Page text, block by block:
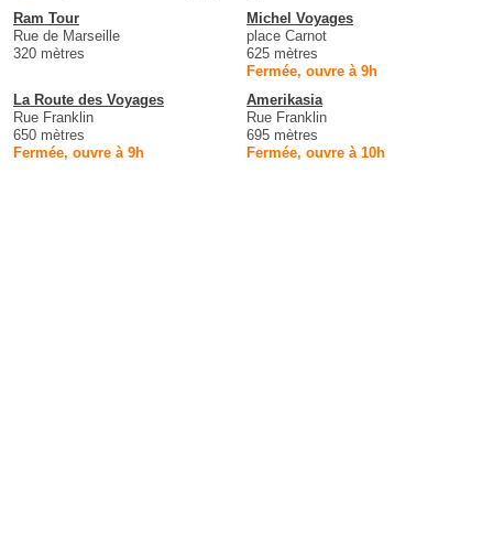
Ram Tour
Rue de Marseille
320 mètres
Michel Voyages
place Carnot
625 mètres
Fermée, ouvre à 9h
La Route des Voyages
Rue Franklin
650 mètres
Fermée, ouvre à 9h
Amerikasia
Rue Franklin
695 mètres
Fermée, ouvre à 10h